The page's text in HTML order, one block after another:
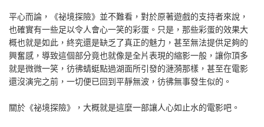
平心而論，《祕境探險》並不難看，對於原著遊戲的支持者來說，
也確實有一些足以令人會心一笑的彩蛋。只是，那些彩蛋的效果大
概也就是如此，終究還是缺乏了真正的魅力，甚至無法提供足夠的
興奮感，導致這個部分竟也就像是全片表現的縮影一般，讓你頂多
就是微微一笑，彷彿蜻蜓點過湖面所引發的漣漪那樣，甚至在電影
還沒演完之前，一切便已回到平靜無波，彷彿無事發生似的。
關於《祕境探險》，大概就是這麼一部讓人心如止水的電影吧。